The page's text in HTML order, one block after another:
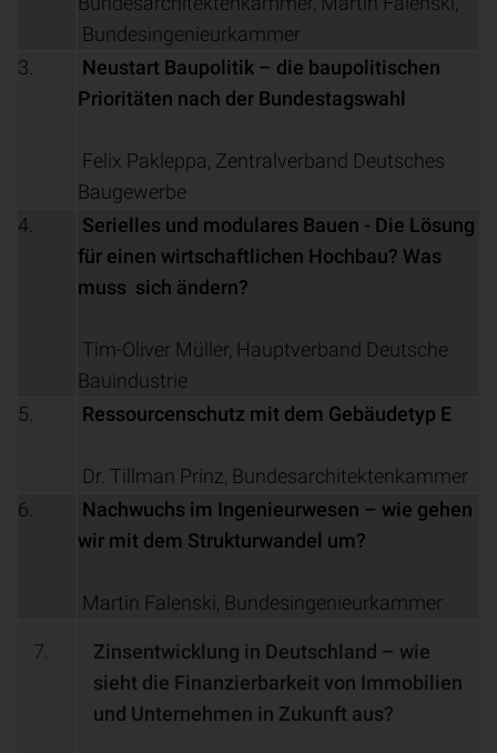
Bundesingenieurkammer
3.
Neustart Baupolitik – die baupolitischen
Prioritäten nach der Bundestagswahl
Felix Pakleppa, Zentralverband Deutsches
Baugewerbe
4.
Serielles und modulares Bauen - Die Lösung
für einen wirtschaftlichen Hochbau? Was
muss sich ändern?
Tim-Oliver Müller, Hauptverband Deutsche
Bauindustrie
5.
Ressourcenschutz mit dem Gebäudetyp E
Dr. Tillman Prinz, Bundesarchitektenkammer
6.
Nachwuchs im Ingenieurwesen – wie gehen
wir mit dem Strukturwandel um?
Martin Falenski, Bundesingenieurkammer
7.
Zinsentwicklung in Deutschland – wie
sieht die Finanzierbarkeit von Immobilien
und Unternehmen in Zukunft aus?